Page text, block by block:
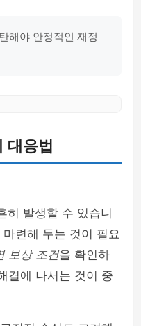
해야 안정적인 재정
대응법
히 발생할 수 있습니
련해 두는 것이 필요
보상 조건을 확인하
결에 나서는 것이 중